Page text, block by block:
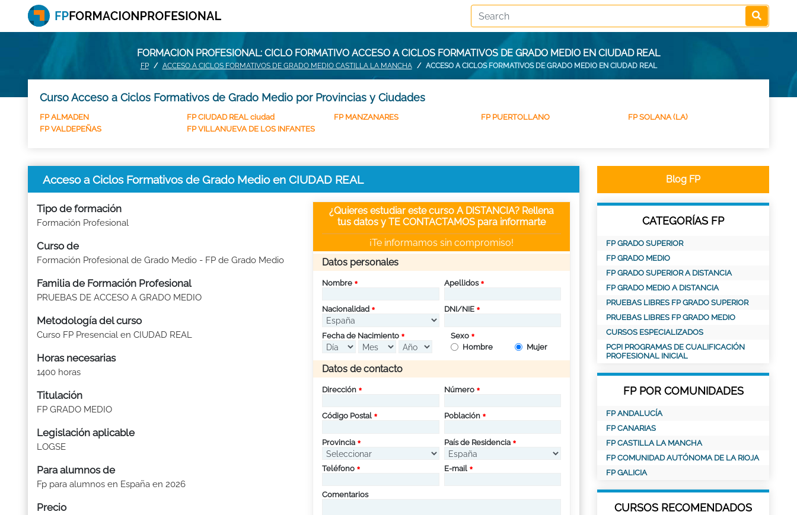
FORMACION PROFESIONAL: CICLO FORMATIVO ACCESO A CICLOS FORMATIVOS DE GRADO MEDIO EN CIUDAD REAL
FP ACCESO A CICLOS FORMATIVOS DE GRADO MEDIO CASTILLA LA MANCHA ACCESO A CICLOS FORMATIVOS DE GRADO MEDIO EN CIUDAD REAL
Curso Acceso a Ciclos Formativos de Grado Medio por Provincias y Ciudades
FP ALMADEN FP CIUDAD REAL ciudad FP MANZANARES FP PUERTOLLANO
FP SOLANA (LA)
FP VALDEPEÑAS
FP VILLANUEVA DE LOS INFANTES
Acceso a Ciclos Formativos de Grado Medio en CIUDAD REAL
Tipo de formación
Formación Profesional
Curso de
Formación Profesional de Grado Medio - FP de Grado Medio
Familia de Formación Profesional
PRUEBAS DE ACCESO A GRADO MEDIO
Metodología del curso
Curso FP Presencial en CIUDAD REAL
Horas necesarias
1400 horas
Titulación
FP GRADO MEDIO
Legislación aplicable
LOGSE
Para alumnos de
Fp para alumnos en España en 2026
Precio
¿Quieres estudiar este curso A DISTANCIA? Rellena
tus datos y TE CONTACTAMOS para informarte
¡Te informamos sin compromiso!
Datos personales
Nombre Apellidos
Nacionalidad DNI/NIE
Fecha de Nacimiento
Sexo
Hombre
Mujer
Datos de contacto
Dirección Número
Código Postal Población
Provincia País de Residencia
Teléfono E-mail
Comentarios
Blog FP
CATEGORÍAS FP
FP GRADO SUPERIOR
FP GRADO MEDIO
FP GRADO SUPERIOR A DISTANCIA
FP GRADO MEDIO A DISTANCIA
PRUEBAS LIBRES FP GRADO SUPERIOR
PRUEBAS LIBRES FP GRADO MEDIO
CURSOS ESPECIALIZADOS
PCPI PROGRAMAS DE CUALIFICACIÓN
PROFESIONAL INICIAL
FP POR COMUNIDADES
FP ANDALUCÍA
FP CANARIAS
FP CASTILLA LA MANCHA
FP COMUNIDAD AUTÓNOMA DE LA RIOJA
FP GALICIA
CURSOS RECOMENDADOS